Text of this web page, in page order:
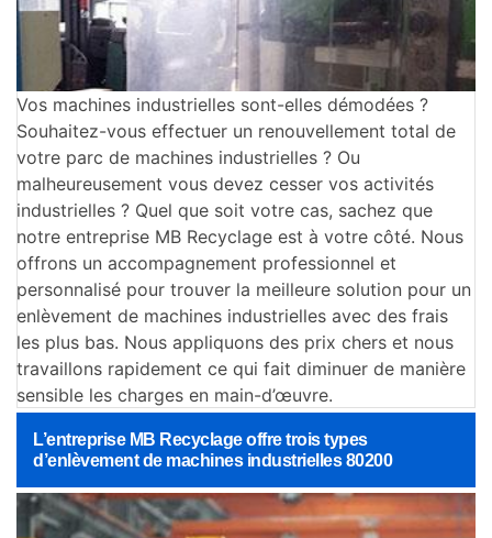
Vos machines industrielles sont-elles démodées ?
Souhaitez-vous effectuer un renouvellement total de
votre parc de machines industrielles ? Ou
malheureusement vous devez cesser vos activités
industrielles ? Quel que soit votre cas, sachez que
notre entreprise MB Recyclage est à votre côté. Nous
offrons un accompagnement professionnel et
personnalisé pour trouver la meilleure solution pour un
enlèvement de machines industrielles avec des frais
les plus bas. Nous appliquons des prix chers et nous
travaillons rapidement ce qui fait diminuer de manière
sensible les charges en main-d’œuvre.
L’entreprise MB Recyclage offre trois types
d’enlèvement de machines industrielles 80200